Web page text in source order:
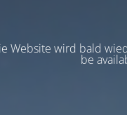
Website wird bald
be